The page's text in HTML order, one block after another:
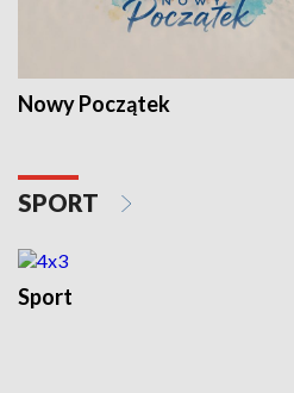
Nowy Początek
SPORT
Sport